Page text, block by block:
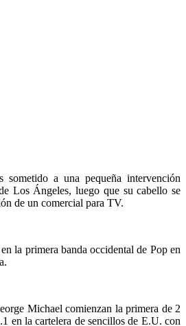
sometido a una pequeña intervención
Los Ángeles,luego que su cabello se
de un comercial para TV.
la primera banda occidental de Pop en
Michael comienzan la primera de 2
en lacartelera desencillos de E.U. con